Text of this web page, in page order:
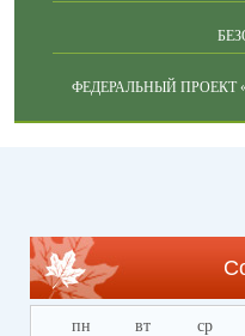
ФЕДЕРАЛЬНЫЙ ПРОЕКТ
пн вт ср